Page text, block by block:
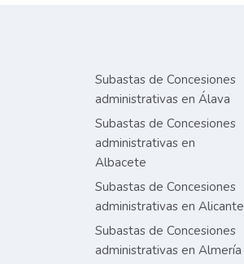
Subastas de Concesiones
administrativas en Álava
Subastas de Concesiones
administrativas en
Albacete
Subastas de Concesiones
administrativas en Alicante
Subastas de Concesiones
administrativas en Almería